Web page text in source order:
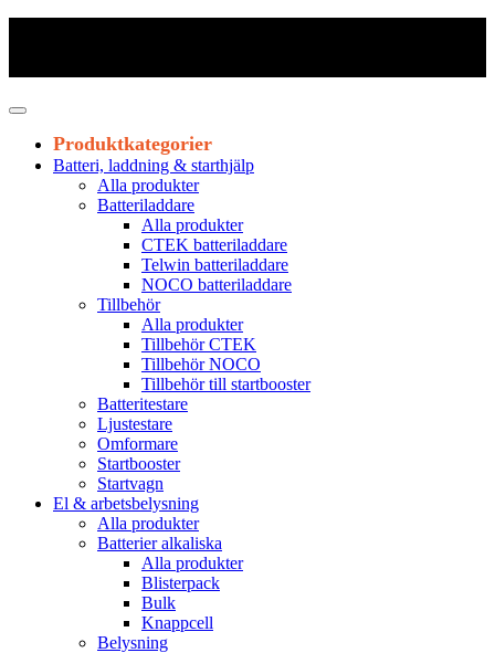
Produktkategorier
Batteri, laddning & starthjälp
Alla produkter
Batteriladdare
Alla produkter
CTEK batteriladdare
Telwin batteriladdare
NOCO batteriladdare
Tillbehör
Alla produkter
Tillbehör CTEK
Tillbehör NOCO
Tillbehör till startbooster
Batteritestare
Ljustestare
Omformare
Startbooster
Startvagn
El & arbetsbelysning
Alla produkter
Batterier alkaliska
Alla produkter
Blisterpack
Bulk
Knappcell
Belysning